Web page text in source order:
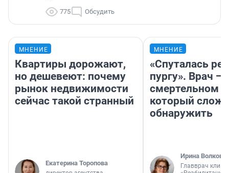
775 Обсудить
МНЕНИЕ
Квартиры дорожают,
но дешевеют: почему
рынок недвижимости
сейчас такой странный
Екатерина Торопова
МНЕНИЕ
«Спуталась
пургу». Врач —
смертельном
который
обнаружить
Ирина Волкова
Главврач